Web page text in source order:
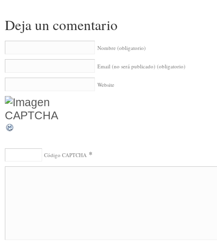
Deja un comentario
Nombre (obligatorio)
Email (no será publicado) (obligatorio)
Website
Código CAPTCHA *